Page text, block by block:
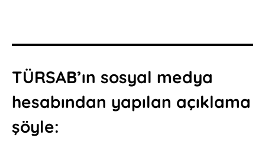
TÜRSAB’ın sosyal medya
hesabından yapılan açıklama
şöyle: